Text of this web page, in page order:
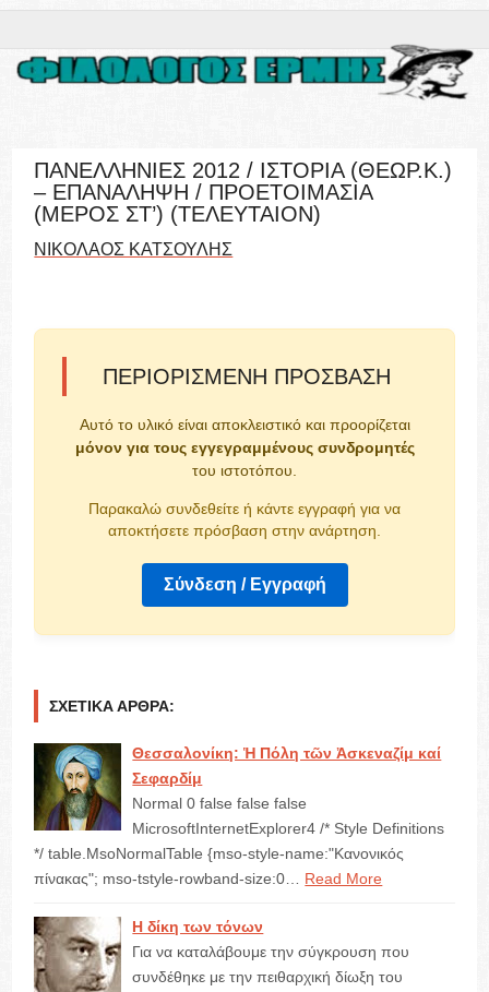
ΠΑΝΕΛΛΗΝΙΕΣ 2012 / ΙΣΤΟΡΙΑ (ΘΕΩΡ.Κ.)
– ΕΠΑΝΑΛΗΨΗ / ΠΡΟΕΤΟΙΜΑΣΙΑ
(ΜΕΡΟΣ ΣΤ’) (ΤΕΛΕΥΤΑΙΟΝ)
ΝΙΚΟΛΑΟΣ ΚΑΤΣΟΥΛΗΣ
ΠΕΡΙΟΡΙΣΜΈΝΗ ΠΡΌΣΒΑΣΗ
Αυτό το υλικό είναι αποκλειστικό και προορίζεται
μόνον για τους εγγεγραμμένους συνδρομητές
του ιστοτόπου.
Παρακαλώ συνδεθείτε ή κάντε εγγραφή για να
αποκτήσετε πρόσβαση στην ανάρτηση.
Σύνδεση / Εγγραφή
ΣΧΕΤΙΚΆ ΆΡΘΡΑ:
Θεσσαλονίκη: Ἡ Πόλη τῶν Ἀσκεναζίμ καί
Σεφαρδίμ
Normal 0 false false false
MicrosoftInternetExplorer4 /* Style Definitions
*/ table.MsoNormalTable {mso-style-name:"Κανονικός
πίνακας"; mso-tstyle-rowband-size:0…
Read More
Η δίκη των τόνων
Για να καταλάβουμε την σύγκρουση που
συνδέθηκε με την πειθαρχική δίωξη του